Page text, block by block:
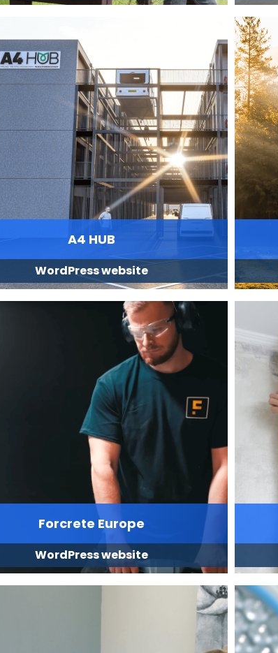
A4 HUB
WordPress website
Forcrete Europe
WordPress website